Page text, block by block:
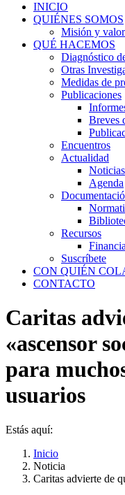
INICIO
QUIÉNES SOMOS
Misión y
QUÉ HACEMOS
Diagnóstico
Otras
Medidas de
Publicaciones
Breves
Encuentros
Actualidad
Noticias
Agenda
Recursos
Suscríbete
CON QUIÉN
CONTACTO
Caritas
«ascensor
para
usuarios
Estás aquí:
Inicio
Noticia
Caritas advierte de